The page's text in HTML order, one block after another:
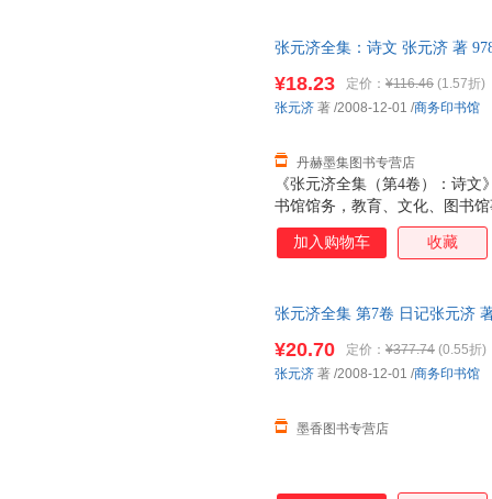
张元济全集：诗文 张元济 著
《张元济全集（第4卷）：诗
书馆馆务，教育、文化、图书
社会交往，海盐张氏宗族事务
间先后编排。写作时间无法考
生不是一位诗人，今天我们读
文》编辑时，就按诗词创作时
的一首词和少量联、题辞也一
¥18.23 定价： ¥116.46 (1.57折)
丹赫墨集图书专营店
张元济 著 /2008-12-01 /商务印书馆
加入购物车 收藏
张元济全集 第7卷 日记张元济
¥20.70 定价： ¥377.74 (0.55折)
墨香图书专营店
张元济 著 /2008-12-01 /商务印书馆